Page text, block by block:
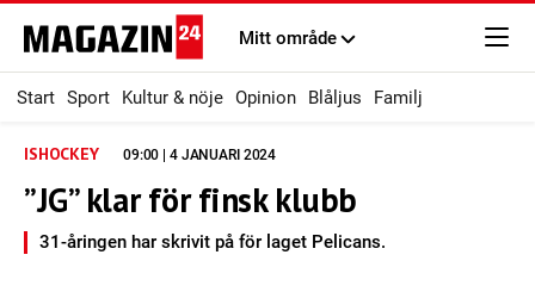
Mitt område
Start Sport Kultur & nöje Opinion Blåljus Familj
ISHOCKEY 09:00 | 4 JANUARI 2024
”JG” klar för finsk klubb
31-åringen har skrivit på för laget Pelicans.